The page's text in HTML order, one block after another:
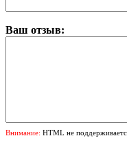
Ваш отзыв:
Внимание: HTML не